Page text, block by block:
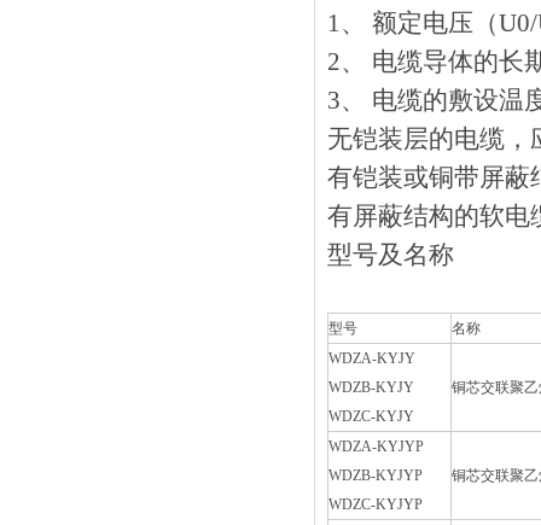
1、 额定电压
2、 电缆导体的
3、 电缆的敷设
无铠装层的电缆
有铠装或铜带屏蔽结
有屏蔽结构的软电缆
型号及名称
型号
名称
WDZA-KYJY
WDZB-KYJY
WDZC-KYJY
铜芯交联聚乙
WDZA-KYJYP
WDZB-KYJYP
WDZC-KYJYP
铜芯交联聚乙